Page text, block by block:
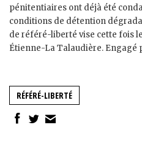
pénitentiaires ont déjà été
conditions de détention
de référé-liberté vise cette fois
Étienne-La Talaudière. Engagé
RÉFÉRÉ-LIBERTÉ